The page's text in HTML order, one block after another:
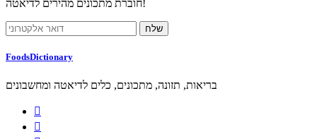
חוברת מתכונים מהירים לדיאטה!
FoodsDictionary
בריאות, תזונה, מתכונים, כלים לדיאטה ומחשבונים

